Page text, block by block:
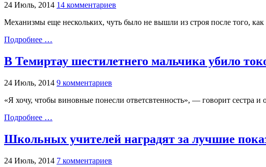
24 Июль, 2014 14 комментариев
Механизмы еще нескольких, чуть было не вышли из строя после того,
Подробнее …
В Темиртау шестилетнего мальчика убило
24 Июль, 2014 9 комментариев
«Я хочу, чтобы виновные понесли ответсвтенность», — говорит сестра и
Подробнее …
Школьных учителей наградят за лучшие
24 Июль, 2014 7 комментариев